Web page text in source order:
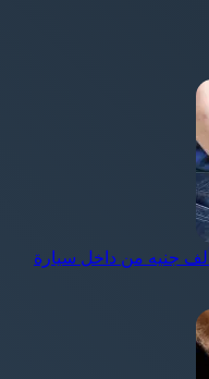
ضبط سائق لسرقة مليون و500 ألف جنيه من داخل سيارة